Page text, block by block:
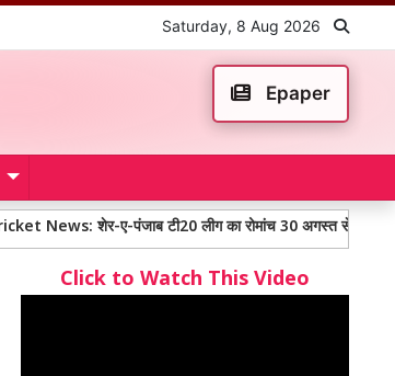
Saturday, 8 Aug 2026
Epaper
ए-पंजाब टी20 लीग का रोमांच 30 अगस्त से, सीएम भगवंत मान ने
Click to Watch This Video